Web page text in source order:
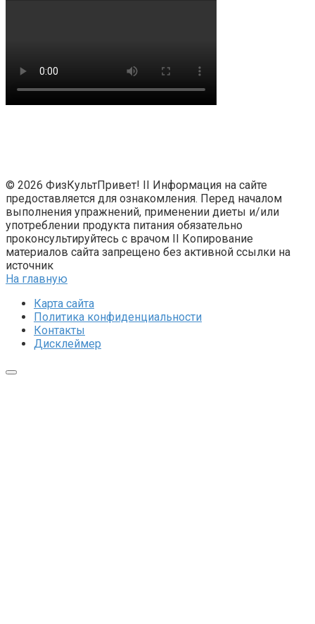
© 2026 ФизКультПривет! II Информация на сайте
предоставляется для ознакомления. Перед началом
выполнения упражнений, применении диеты и/или
употреблении продукта питания обязательно
проконсультируйтесь с врачом II Копирование
материалов сайта запрещено без активной ссылки на
источник
На главную
Карта сайта
Политика конфиденциальности
Контакты
Дисклеймер